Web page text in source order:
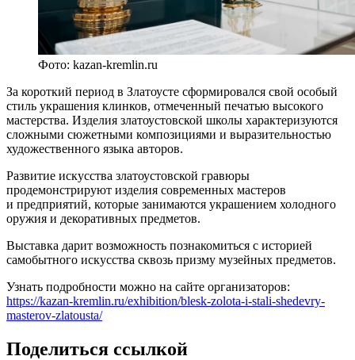
Фото: kazan-kremlin.ru
За короткий период в Златоусте сформировался свой особый
стиль украшения клинков, отмеченный печатью высокого
мастерства. Изделия златоустовской школы характеризуются
сложными сюжетными композициями и выразительностью
художественного языка авторов.
Развитие искусства златоустовской гравюры
продемонстрируют изделия современных мастеров
и предприятий, которые занимаются украшением холодного
оружия и декоративных предметов.
Выставка дарит возможность познакомиться с историей
самобытного искусства сквозь призму музейных предметов.
Узнать подробности можно на сайте организаторов:
https://kazan-kremlin.ru/exhibition/blesk-zolota-i-stali-shedevry-
masterov-zlatousta/
Поделиться ссылкой